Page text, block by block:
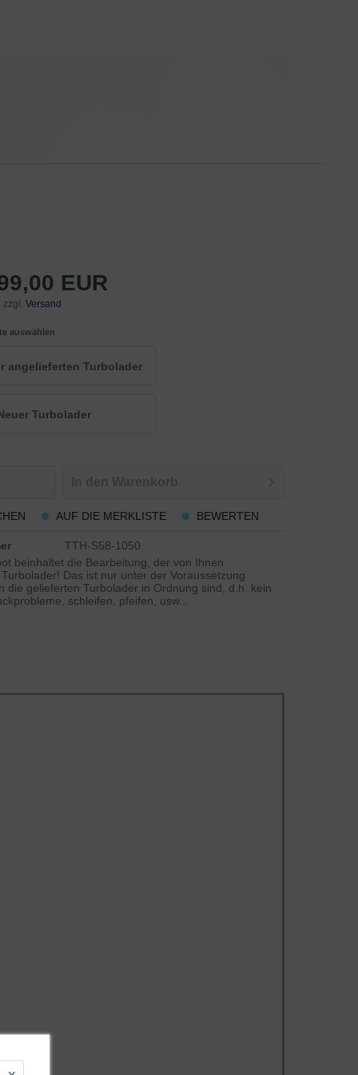
EUR
zzgl.Versand
auswählen
angelieferten Turbolader
Turbolader
AUF DIE MERKLISTE BEWERTEN
TTH-S58-1050
beinhaltet die Bearbeitung, der von Ihnen
Das ist nur unter der Voraussetzung
die gelieferten Turbolader in Ordnung sind, d.h. kein
schleifen, pfeifen, usw...